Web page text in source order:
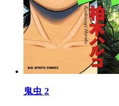
鬼虫 2